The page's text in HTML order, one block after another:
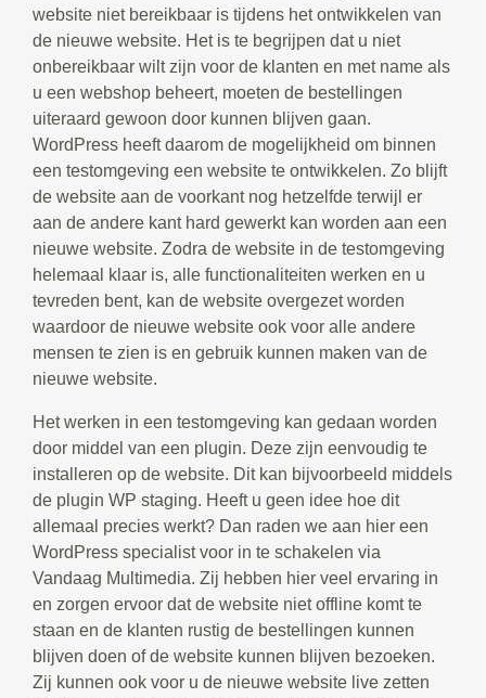
website niet bereikbaar is tijdens het ontwikkelen van
de nieuwe website. Het is te begrijpen dat u niet
onbereikbaar wilt zijn voor de klanten en met name als
u een webshop beheert, moeten de bestellingen
uiteraard gewoon door kunnen blijven gaan.
WordPress heeft daarom de mogelijkheid om binnen
een testomgeving een website te ontwikkelen. Zo blijft
de website aan de voorkant nog hetzelfde terwijl er
aan de andere kant hard gewerkt kan worden aan een
nieuwe website. Zodra de website in de testomgeving
helemaal klaar is, alle functionaliteiten werken en u
tevreden bent, kan de website overgezet worden
waardoor de nieuwe website ook voor alle andere
mensen te zien is en gebruik kunnen maken van de
nieuwe website.
Het werken in een testomgeving kan gedaan worden
door middel van een plugin. Deze zijn eenvoudig te
installeren op de website. Dit kan bijvoorbeeld middels
de plugin WP staging. Heeft u geen idee hoe dit
allemaal precies werkt? Dan raden we aan hier een
WordPress specialist voor in te schakelen via
Vandaag Multimedia. Zij hebben hier veel ervaring in
en zorgen ervoor dat de website niet offline komt te
staan en de klanten rustig de bestellingen kunnen
blijven doen of de website kunnen blijven bezoeken.
Zij kunnen ook voor u de nieuwe website live zetten